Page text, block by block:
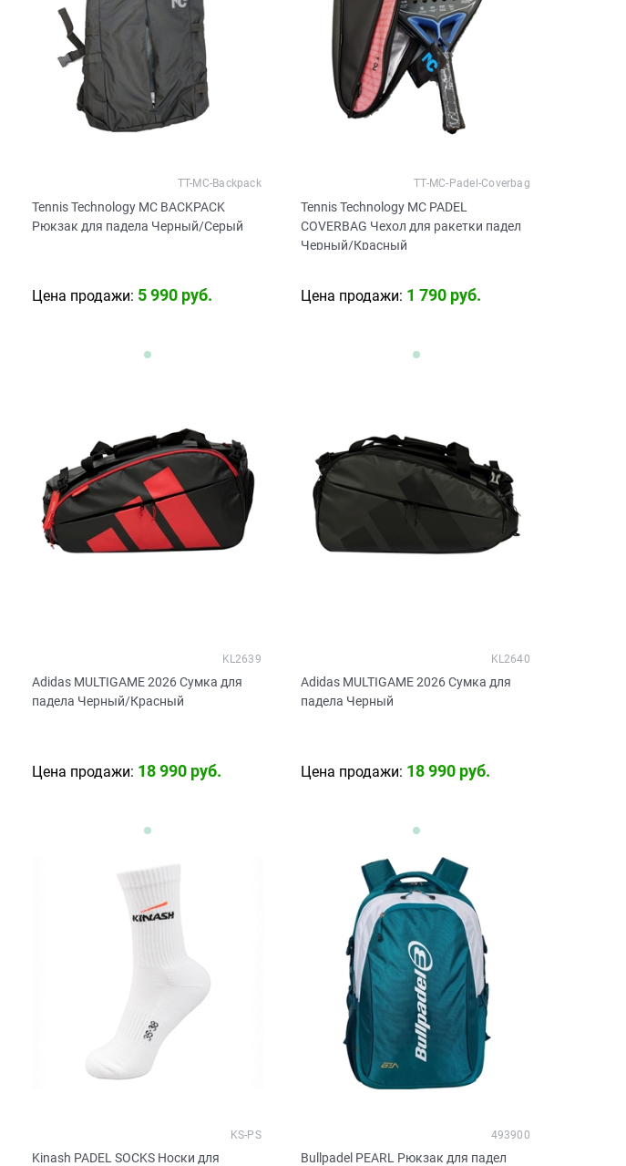
Tennis Technology MC BACKPACK
Рюкзак для падела Черный/Серый
TT-MC-Backpack
Цена продажи: 5 990 руб.
Tennis Technology MC PADEL
COVERBAG Чехол для ракетки падел
Черный/Красный
TT-MC-Padel-Coverbag
Цена продажи: 1 790 руб.
Adidas MULTIGAME 2026 Сумка для
падела Черный/Красный
KL2639
Цена продажи: 18 990 руб.
Adidas MULTIGAME 2026 Сумка для
падела Черный
KL2640
Цена продажи: 18 990 руб.
Kinash PADEL SOCKS Носки для
KS-PS
Bullpadel PEARL Рюкзак для падел
493900